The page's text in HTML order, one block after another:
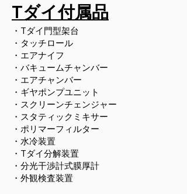
​Tダイ付属品
・Tダイ門型架台
・タッチロール
・エアナイフ
・バキュームチャンバー
・エアチャンバー
・ギヤポンプユニット
・スクリーンチェンジャー
・スタティックミキサー
・ポリマーフィルター
・水冷装置
・Tダイ分解装置
・分光干渉計式膜厚計
・外観検査装置